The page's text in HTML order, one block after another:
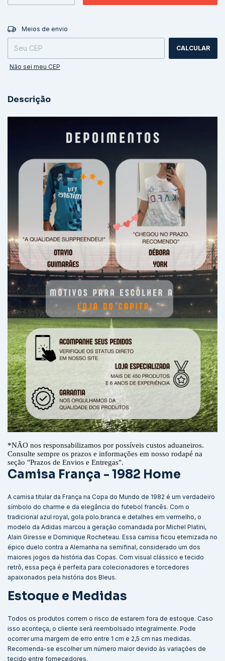
Entregas para o CEP:
Meios de envio
CALCULAR
Não sei meu CEP
Descrição
*NÃO nos responsabilizamos por possíveis custos aduaneiros.
Consulte sempre os prazos e informações em nosso rodapé na
seção "Prazos de Envios e Entregas".
Camisa França - 1982 Home
A camisa titular da França na Copa do Mundo de 1982 é um verdadeiro
símbolo do charme e da elegância do futebol francês. Com o
tradicional azul royal, gola polo branca e detalhes em vermelho, o
modelo da Adidas marcou a geração comandada por Michel Platini,
Alain Giresse e Dominique Rocheteau. Essa camisa ficou eternizada no
épico duelo contra a Alemanha na semifinal, considerado um dos
maiores jogos da história das Copas. Com visual clássico e tecido
retrô, essa peça é perfeita para colecionadores e torcedores
apaixonados pela história dos Bleus.
Estoque e Medidas
Todos os produtos correm o risco de estarem fora de estoque. Caso
isso aconteça, o cliente será reembolsado integralmente. Pode
ocorrer uma margem de erro entre 1 cm e 2,5 cm nas medidas.
Recomenda-se escolher um número maior devido às variações de
tecido entre fornecedores.